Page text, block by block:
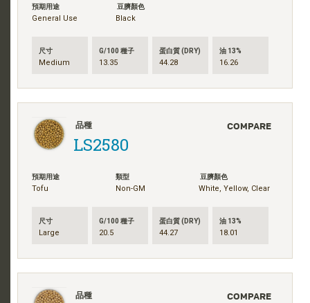
預期用途
General Use
豆臍顏色
Black
尺寸
Medium
G/100 種子
13.35
蛋白質 (DRY)
44.28
油 13%
16.26
品種
LS2580
預期用途
Tofu
類型
Non-GM
豆臍顏色
White, Yellow, Clear
尺寸
Large
G/100 種子
20.5
蛋白質 (DRY)
44.27
油 13%
18.01
COMPARE
品種 COMPARE